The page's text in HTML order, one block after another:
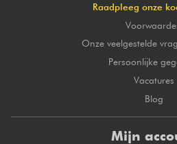
Raadpleeg onze
Onze veelgestelde
Persoonlijke
Vacatures
Blog
Mijn